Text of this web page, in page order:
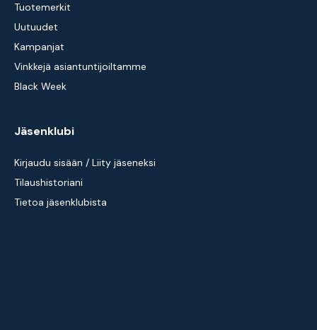
Tuotemerkit
Uutuudet
Kampanjat
Vinkkejä asiantuntijoiltamme
Black Week
Jäsenklubi
Kirjaudu sisään / Liity jäseneksi
Tilaushistoriani
Tietoa jäsenklubista